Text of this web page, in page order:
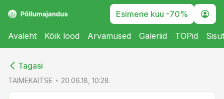
Esimene kuu -70%
Avaleht Kõik lood Arvamused Galeriid TOPid
Tagasi
TAIMEKAITSE 20.06.18, 10:28